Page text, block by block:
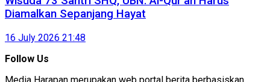
Diamalkan Sepanjang Hayat
16 July 2026 21:48
Follow Us
Media Harapan merupakan web portal berita berbasiskan